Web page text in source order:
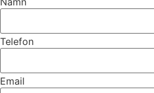
Telefon
Email